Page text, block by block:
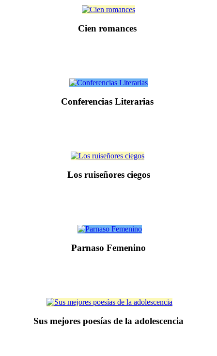
Cien romances
Conferencias Literarias
Los ruiseñores ciegos
Parnaso Femenino
Sus mejores poesías de la adolescencia